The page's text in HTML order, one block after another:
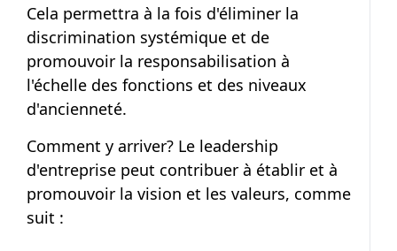
Cela permettra à la fois d'éliminer la
discrimination systémique et de
promouvoir la responsabilisation à
l'échelle des fonctions et des niveaux
d'ancienneté.
Comment y arriver? Le leadership
d'entreprise peut contribuer à établir et à
promouvoir la vision et les valeurs, comme
suit :